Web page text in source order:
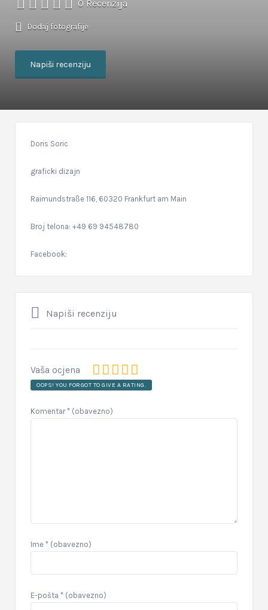
0 Recenzija
Dodaj fotografije
Napiši recenziju
Doris Soric
graficki dizajn
Raimundstraße 116, 60320 Frankfurt am Main
Broj telona: +49 69 94548780
Facebook:
Napiši recenziju
Vaša ocjena
OOPS! YOU FORGOT TO GIVE A RATING.
Komentar* (obavezno)
Ime * (obavezno)
E-pošta * (obavezno)